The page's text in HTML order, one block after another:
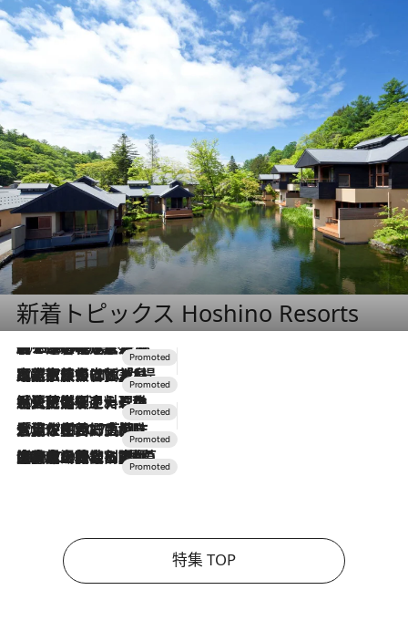
新着トピックス Hoshino Resorts
2026.8.7
【トンボの足水浴】ヒノキの香りに包まれて涼感マックス！約13℃の湧水かけ流しを避暑地「星野温泉 トンボの湯」で体験
2026.7.31
【ホテル帰省】という選択肢をOMOが提案。家族とほどよい距離を保つには「昼は実家、夜は気兼ねなくホテルで！」
2026.7.24
【夏限定ディナーコース】旬を迎える稚鮎や花ズッキーニなどをイタリア・トスカーナの郷土料理の手法で満喫！
2026.7.17
「土佐和ハーブかき氷」がOMO7高知に登場！生姜、山椒、大葉など目にも舌にも涼を呼ぶ郷土の味
2026.7.10
NEW OPEN！【界 草津】名湯の地に誕生。趣の異なる2種の温泉と上州ならではの会席・蕎麦割烹など美食を味わう究極の癒やし旅
特集 TOP